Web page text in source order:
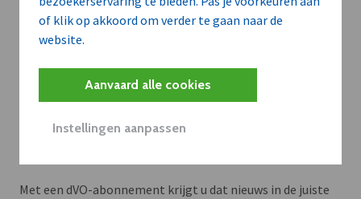
of klik op akkoord om verder te gaan naar de
website.
Aanvaard alle cookies
Instellingen aanpassen
Meer context. Dieper begrip.
Met een dVO-abonnement krijgt u dat nieuws in de juiste